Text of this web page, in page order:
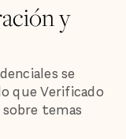
y
se
que Verificado
temas